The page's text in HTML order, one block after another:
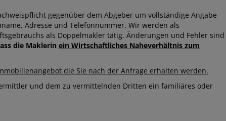
gegenüber dem Abgeber um vollständige Angabe
Adresse und Telefonnummer. Wir werden als
als Doppelmakler tätig. Änderungen und Fehler sind
die Maklerin ein Wirtschaftliches Naheverhältnis zum
die Sie nach der Anfrage erhalten werden.
und dem zu vermittelnden Dritten ein familiäres oder